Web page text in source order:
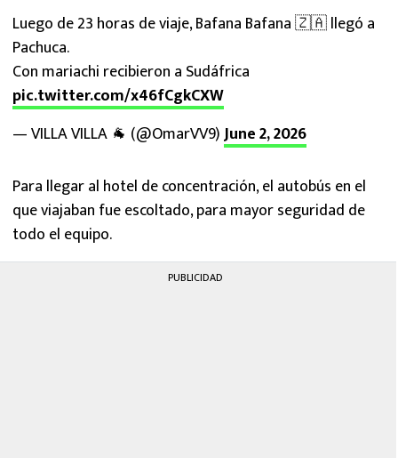
Luego de 23 horas de viaje, Bafana Bafana 🇿🇦 llegó a
Pachuca.
Con mariachi recibieron a Sudáfrica
pic.twitter.com/x46fCgkCXW
— VILLA VILLA 🐐 (@OmarVV9)June 2, 2026
Para llegar al hotel de concentración, el autobús en el
que viajaban fue escoltado, para mayor seguridad de
todo el equipo.
PUBLICIDAD